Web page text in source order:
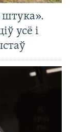
штука».
усё і